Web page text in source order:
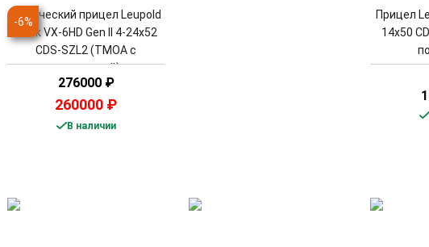
-6%
Оптический прицел Leupold
Mark VX-6HD Gen II 4-24x52
CDS-SZL2 (TMOA с
подсветкой)
276000 ₽
260000 ₽
В наличии
Прицел
14x50